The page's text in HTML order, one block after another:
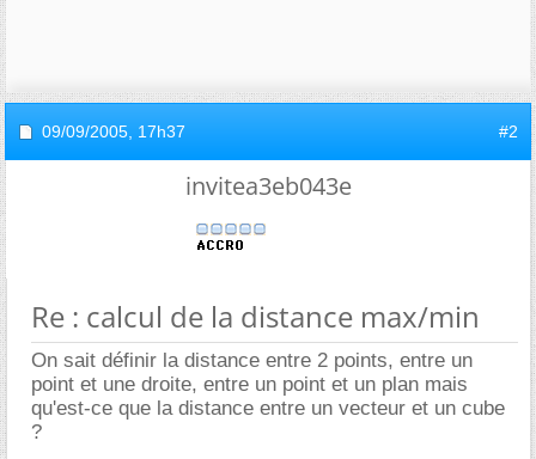
09/09/2005, 17h37 #2
invitea3eb043e
Re : calcul de la distance max/min
On sait définir la distance entre 2 points, entre un
point et une droite, entre un point et un plan mais
qu'est-ce que la distance entre un vecteur et un cube
?